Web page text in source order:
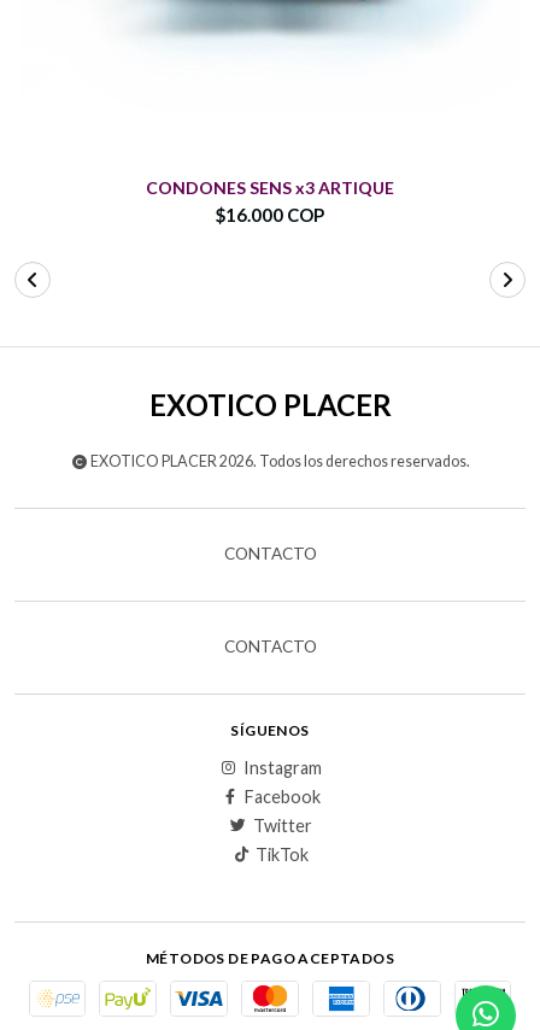
CONDONES SENS x3 ARTIQUE
$16.000 COP
EXOTICO PLACER
EXOTICO PLACER 2026. Todos los derechos reservados.
CONTACTO
CONTACTO
SÍGUENOS
Instagram
Facebook
Twitter
TikTok
MÉTODOS DE PAGO ACEPTADOS